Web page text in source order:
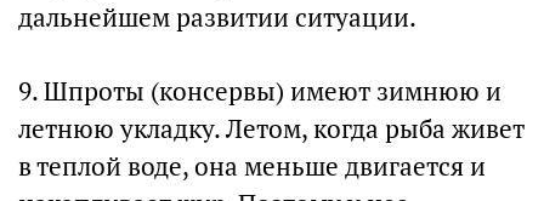
дальнейшем развитии ситуации.
9. Шпроты (консервы) имеют зимнюю и
летнюю укладку. Летом, когда рыба живет
в теплой воде, она меньше двигается и